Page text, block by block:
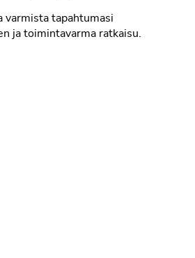
varmista tapahtumasi
ja toimintavarma ratkaisu.